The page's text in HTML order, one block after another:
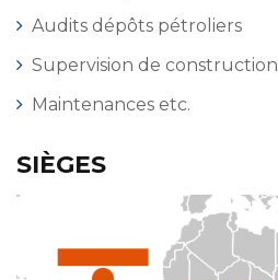
Audits dépôts pétroliers
Supervision de construction
Maintenances etc.
SIÈGES